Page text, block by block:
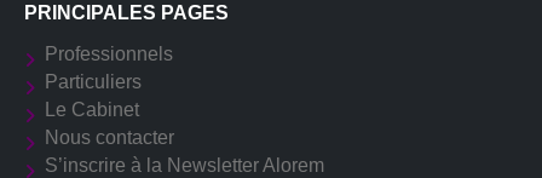
PRINCIPALES PAGES
Professionnels
Particuliers
Le Cabinet
Nous contacter
S’inscrire à la Newsletter Alorem